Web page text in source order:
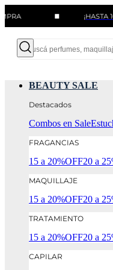
¡HASTA 10
BEAUTY SALE
Destacados
Combos en Sale
FRAGANCIAS
15 a 20%OFF20 a
MAQUILLAJE
15 a 20%OFF20 a
TRATAMIENTO
15 a 20%OFF20 a
CAPILAR